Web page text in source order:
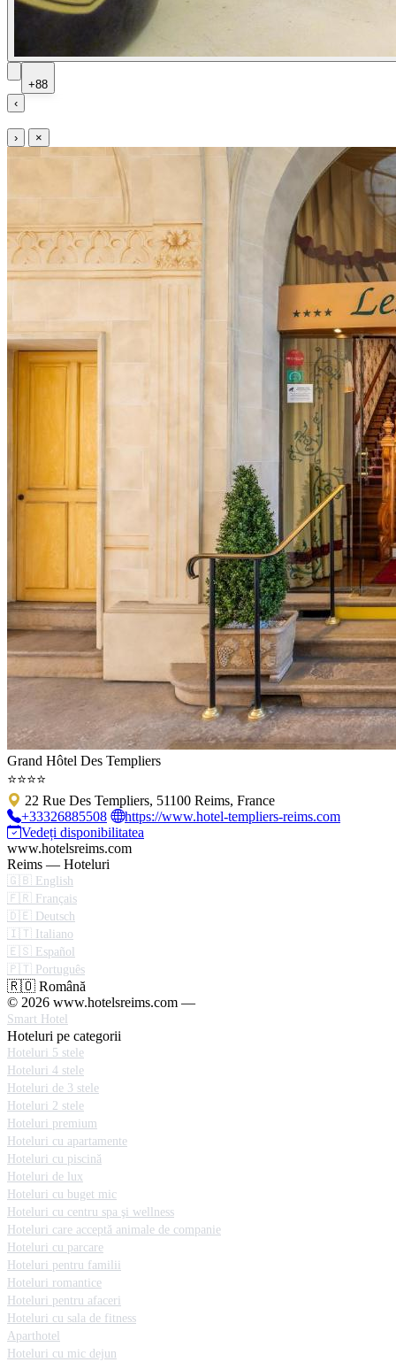
+88
‹
› ×
Grand Hôtel Des Templiers
⭐⭐⭐⭐
22 Rue Des Templiers, 51100 Reims, France
+33326885508
https://www.hotel-templiers-reims.com
Vedeți disponibilitatea
www.hotelsreims.com
Reims — Hoteluri
🇬🇧 English
🇫🇷 Français
🇩🇪 Deutsch
🇮🇹 Italiano
🇪🇸 Español
🇵🇹 Português
🇷🇴 Română
© 2026 www.hotelsreims.com —
Smart Hotel
Hoteluri pe categorii
Hoteluri 5 stele
Hoteluri 4 stele
Hoteluri de 3 stele
Hoteluri 2 stele
Hoteluri premium
Hoteluri cu apartamente
Hoteluri cu piscină
Hoteluri de lux
Hoteluri cu buget mic
Hoteluri cu centru spa şi wellness
Hoteluri care acceptă animale de companie
Hoteluri cu parcare
Hoteluri pentru familii
Hoteluri romantice
Hoteluri pentru afaceri
Hoteluri cu sala de fitness
Aparthotel
Hoteluri cu mic dejun